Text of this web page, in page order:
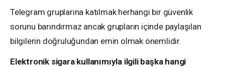
Telegram gruplarına katılmak herhangi bir güvenlik
sorunu barındırmaz ancak grupların içinde paylaşılan
bilgilerin doğruluğundan emin olmak önemlidir.
Elektronik sigara kullanımıyla ilgili başka hangi